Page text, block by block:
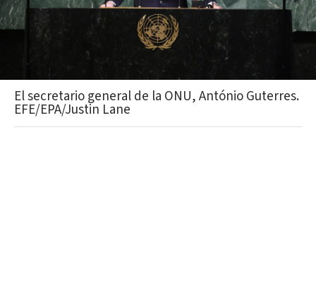
El secretario general de la ONU, António Guterres.
EFE/EPA/Justin Lane